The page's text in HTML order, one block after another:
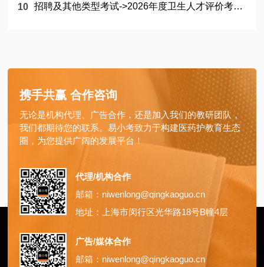
招聘及其他类型考试->2026年度卫生人才评价考试考生须知
携手共赢 合作咨询
无论是机构代理、广告合作，还是加入我们的教研团队，
我们都期待您的联系。易小考致力于构建医药护教育生态
圈，为您提供广阔的发展平台！
代理/机构合作
邮箱：niwenlong@qingkaoguo.cn
地址：上海市闵行区光华路18号B幢4层
广告/媒体合作
邮箱：niwenlong@qingkaoguo.cn